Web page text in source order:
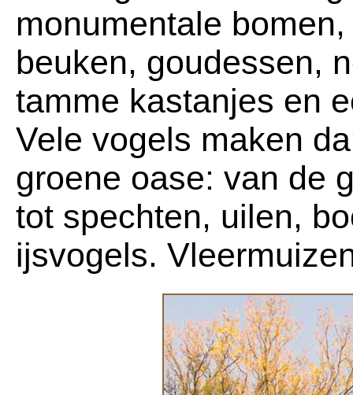
monumentale
beuken, goudessen,
tamme kastanjes en
Vele vogels maken
groene oase: van de
tot spechten, uilen,
ijsvogels.